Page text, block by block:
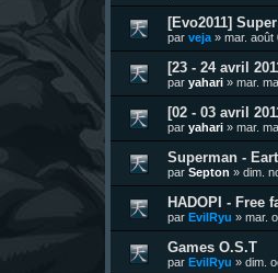
[Evo2011]
par veja » mar. août
[23 - 24 avril
par yahari » mar.
[02 - 03 avril
par yahari » mar.
Superman -
par Septon » dim.
HADOPI - Free
par EvilRyu » mar.
Games O.S.T
par EvilRyu » dim.